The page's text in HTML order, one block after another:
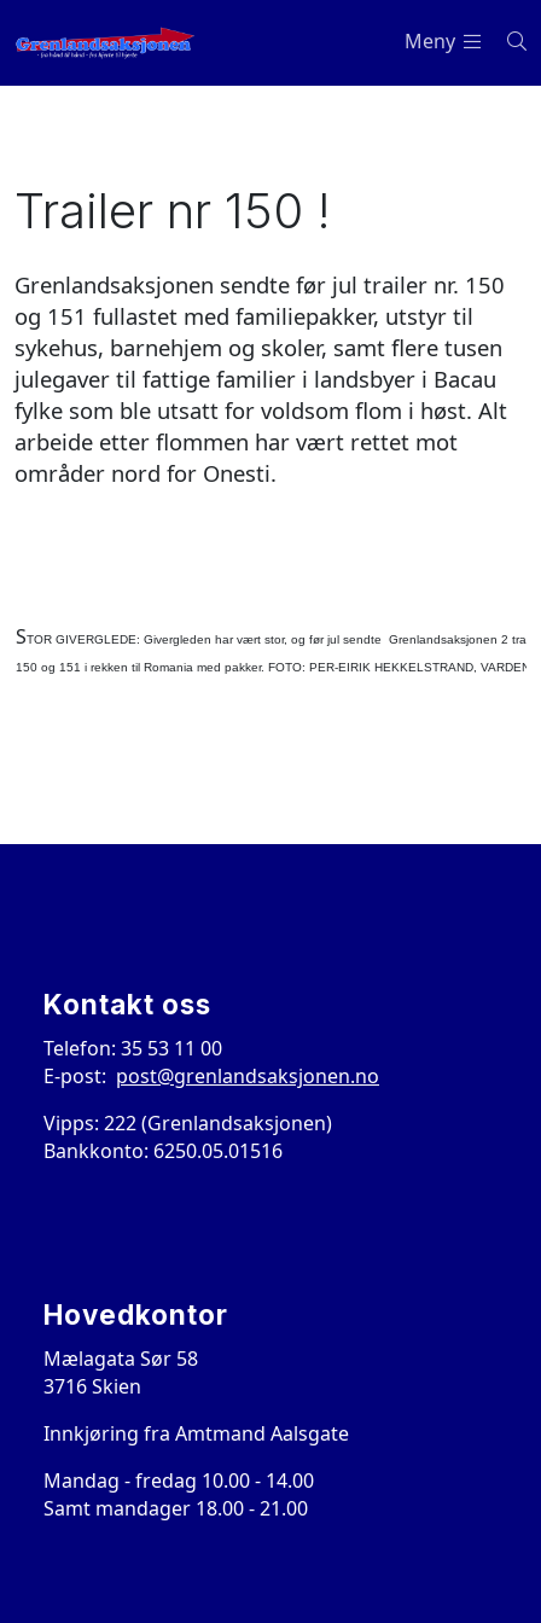
Meny
Trailer nr 150 !
Grenlandsaksjonen sendte før jul trailer nr. 150
og 151 fullastet med familiepakker, utstyr til
sykehus, barnehjem og skoler, samt flere tusen
julegaver til fattige familier i landsbyer i Bacau
fylke som ble utsatt for voldsom flom i høst. Alt
arbeide etter flommen har vært rettet mot
områder nord for Onesti.
STOR GIVERGLEDE: Givergleden har vært stor, og før jul sendte Grenlandsaksjonen 2
150 og 151 i rekken til Romania med pakker. FOTO: PER-EIRIK HEKKELSTRAND, VARDEN
Kontakt oss
Telefon: 35 53 11 00
E-post: post@grenlandsaksjonen.no
Vipps: 222 (Grenlandsaksjonen)
Bankkonto: 6250.05.01516
Hovedkontor
Mælagata Sør 58
3716 Skien
Innkjøring fra Amtmand Aalsgate
Mandag - fredag 10.00 - 14.00
Samt mandager 18.00 - 21.00